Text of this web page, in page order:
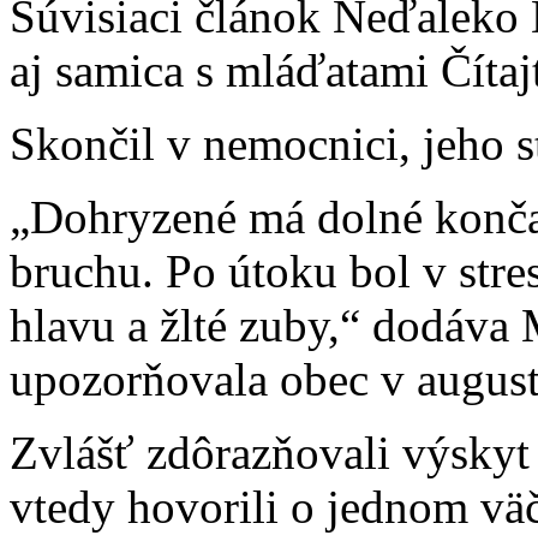
Súvisiaci článok Neďaleko
aj samica s mláďatami
Skončil v nemocnici, jeho
„Dohryzené má dolné
bruchu. Po útoku bol v
hlavu a žlté zuby,“
upozorňovala obec v
Zvlášť zdôrazňovali
vtedy hovorili o jednom